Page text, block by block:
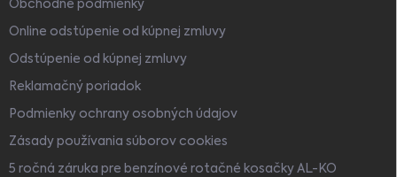
Obchodné podmienky
Online odstúpenie od kúpnej zmluvy
Odstúpenie od kúpnej zmluvy
Reklamačný poriadok
Podmienky ochrany osobných údajov
Zásady používania súborov cookies
5 ročná záruka pre benzínové rotačné kosačky AL-KO